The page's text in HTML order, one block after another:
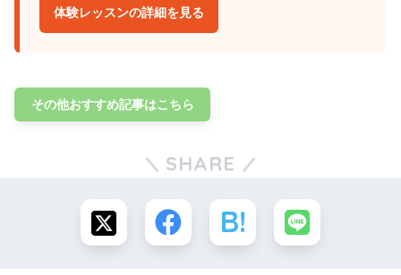
体験レッスンの詳細を見る
その他おすすめ記事はこちら
SHARE